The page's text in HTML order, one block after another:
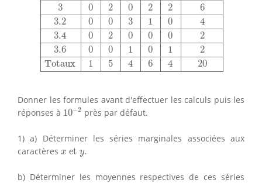
3
0 2 0 2 2
6
3.2
0 0 3 1 0
4
3.4
0 2 0 0 0
2
3.6
0 0 1 0 1
2
Totaux
1 5 4 6 4 20
Donner les formules avant d'effectuer les calculs puis les
réponses à 10−2
10−2près par défaut.
1) a) Déterminer les séries marginales associées aux
caractères x et y.
x ety
b) Déterminer les moyennes respectives de ces séries